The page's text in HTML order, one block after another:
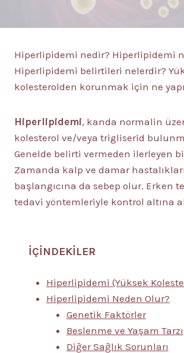
Hiperlipidemi nedir? Hiperlipidemi
Hiperlipidemi belirtileri nelerdir?
kolesterolden korunmak için ne
Hiperlipidemi, kanda normalin
kolesterol ve/veya trigliserid
Genelde belirti vermeden ilerleyen
Zamanda kalp ve damar
başlangıcına da sebep olur. Erken
tedavi yöntemleriyle kontrol altına
İÇİNDEKİLER
Hiperlipidemi (Yüksek
Hiperlipidemi Neden Olur?
Genetik Faktörler
Beslenme ve Yaşam Tarzı
Diğer Sağlık Sorunları